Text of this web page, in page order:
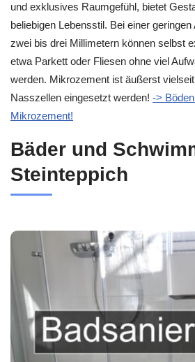
und exklusives Raumgefühl, bietet
beliebigen Lebensstil. Bei einer
zwei bis drei Millimetern können selbst
etwa Parkett oder Fliesen ohne viel
werden. Mikrozement ist äußerst
Nasszellen eingesetzt werden! ->
Mikrozement!
Bäder und
Steinteppich